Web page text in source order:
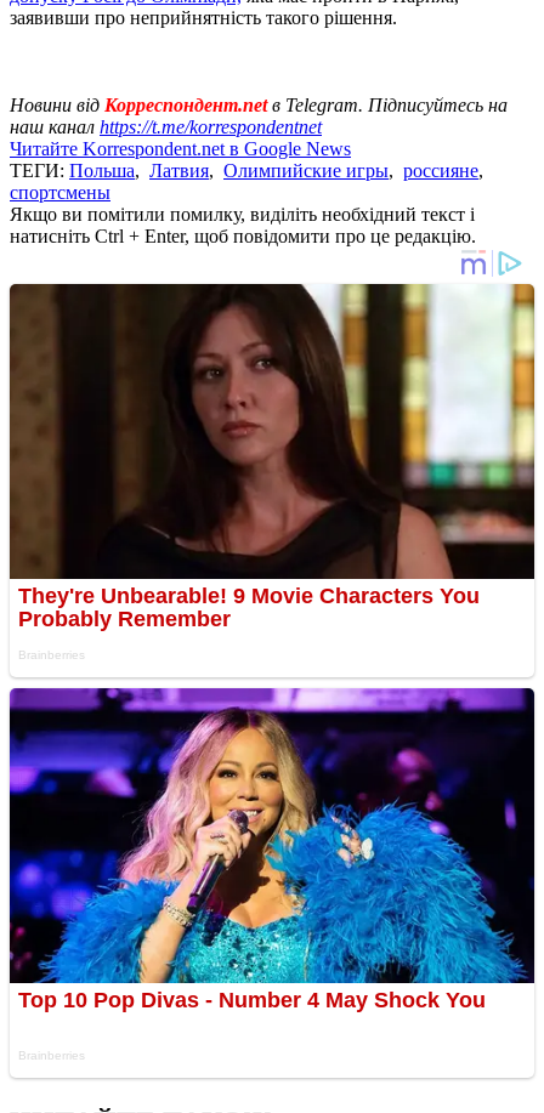
заявивши про неприйнятність такого рішення.
Новини від Корреспондент.netв Telegram. Підписуйтесь на
наш канал https://t.me/korrespondentnet
Читайте Korrespondent.net в Google News
ТЕГИ: Польша, Латвия, Олимпийские игры, россияне,
спортсмены
Якщо ви помітили помилку, виділіть необхідний текст і
натисніть Ctrl + Enter, щоб повідомити про це редакцію.